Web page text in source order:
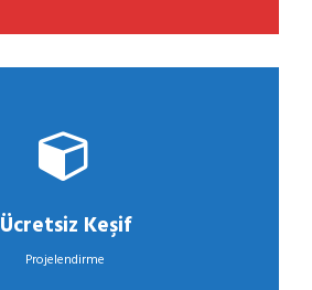
Ücretsiz Keşif
Projelendirme